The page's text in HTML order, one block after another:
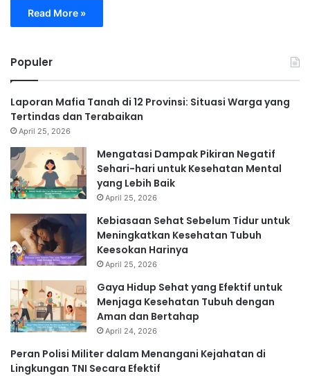
Read More »
Populer
Laporan Mafia Tanah di 12 Provinsi: Situasi Warga yang
Tertindas dan Terabaikan
April 25, 2026
Mengatasi Dampak Pikiran Negatif
Sehari-hari untuk Kesehatan Mental
yang Lebih Baik
April 25, 2026
Kebiasaan Sehat Sebelum Tidur untuk
Meningkatkan Kesehatan Tubuh
Keesokan Harinya
April 25, 2026
Gaya Hidup Sehat yang Efektif untuk
Menjaga Kesehatan Tubuh dengan
Aman dan Bertahap
April 24, 2026
Peran Polisi Militer dalam Menangani Kejahatan di
Lingkungan TNI Secara Efektif